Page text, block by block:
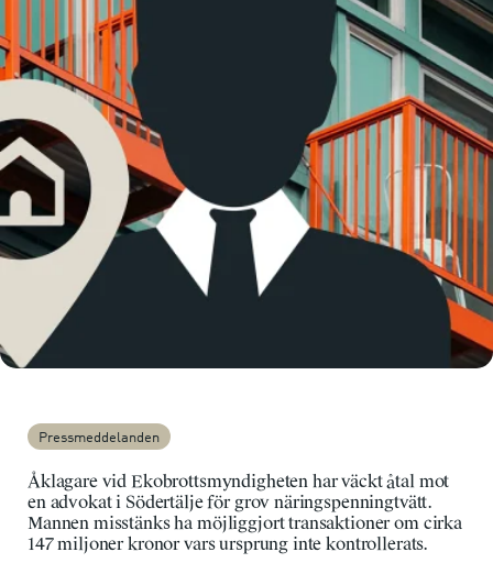
Pressmeddelanden
Åklagare vid Ekobrottsmyndigheten har väckt åtal mot
en advokat i Södertälje för grov näringspenningtvätt.
Mannen misstänks ha möjliggjort transaktioner om cirka
147 miljoner kronor vars ursprung inte kontrollerats.